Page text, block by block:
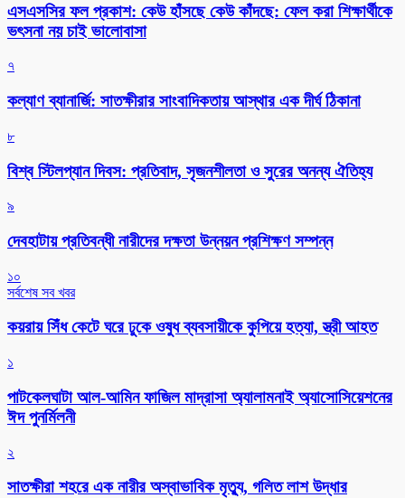
এসএসসির ফল প্রকাশ: কেউ হাঁসছে কেউ কাঁদছে: ফেল করা শিক্ষার্থীকে
ভৎসনা নয় চাই ভালোবাসা
৭
কল্যাণ ব্যানার্জি: সাতক্ষীরার সাংবাদিকতায় আস্থার এক দীর্ঘ ঠিকানা
৮
বিশ্ব স্টিলপ্যান দিবস: প্রতিবাদ, সৃজনশীলতা ও সুরের অনন্য ঐতিহ্য
৯
দেবহাটায় প্রতিবন্ধী নারীদের দক্ষতা উন্নয়ন প্রশিক্ষণ সম্পন্ন
১০
সর্বশেষ সব খবর
কয়রায় সিঁধ কেটে ঘরে ঢুকে ওষুধ ব্যবসায়ীকে কুপিয়ে হত্যা, স্ত্রী আহত
১
পাটকেলঘাটা আল-আমিন ফাজিল মাদ্রাসা অ্যালামনাই অ্যাসোসিয়েশনের
ঈদ পুনর্মিলনী
২
সাতক্ষীরা শহরে এক নারীর অস্বাভাবিক মৃত্যু, গলিত লাশ উদ্ধার